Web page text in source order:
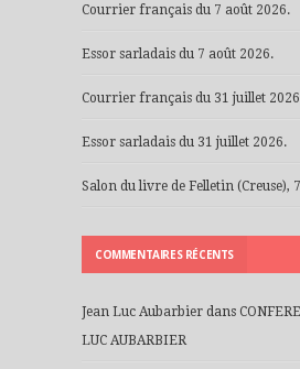
Courrier français du 7 août 2026.
Essor sarladais du 7 août 2026.
Courrier français du 31 juillet
Essor sarladais du 31 juillet 2026.
Salon du livre de Felletin (Creuse),
COMMENTAIRES RÉCENTS
Jean Luc Aubarbier dans
LUC AUBARBIER